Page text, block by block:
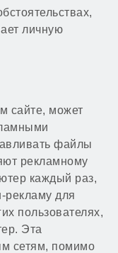
личную
сайте, может
файлы
рекламному
каждый раз,
рекламу для
пользователях,
Эта
сетям, помимо